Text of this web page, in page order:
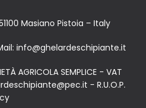
Masiano Pistoia – Italy
info@ghelardeschipiante.it
AGRICOLA SEMPLICE - VAT
- R.U.O.P.